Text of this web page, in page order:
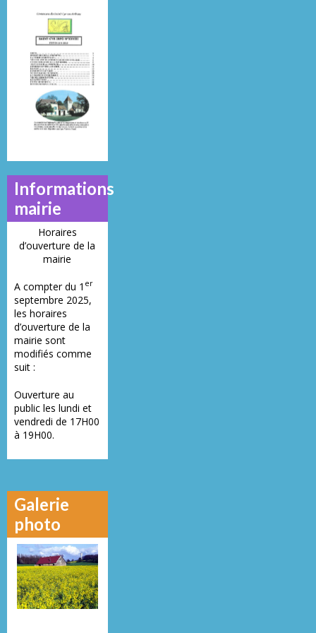
Juin 2019
N°
28
Informations
mairie
Horaires
d’ouverture de la
mairie
A compter du 1 er
septembre 2025,
les horaires
d’ouverture de la
mairie sont
modifiés comme
suit :
Ouverture au
public les lundi et
vendredi de 17H00
à 19H00.
Galerie
photo